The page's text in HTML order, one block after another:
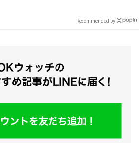
Recommended by